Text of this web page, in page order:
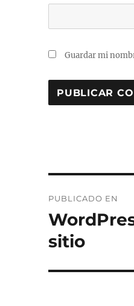
Guardar mi
N
T
I
V
E
de
entradas
PUBLICADO EN
sitio